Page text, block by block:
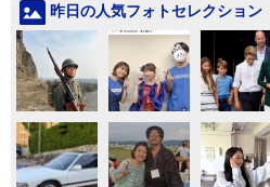
昨日の人気フォトセレクション